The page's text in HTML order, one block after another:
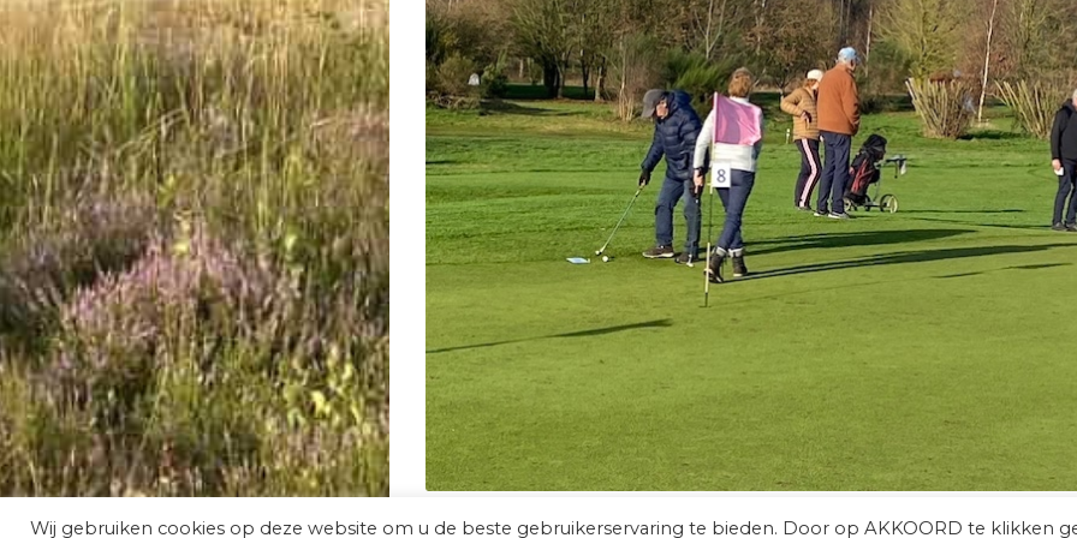
Wij gebruiken cookies op deze website om u de beste gebruikerservaring te bieden. Door op AKKOORD te klikken